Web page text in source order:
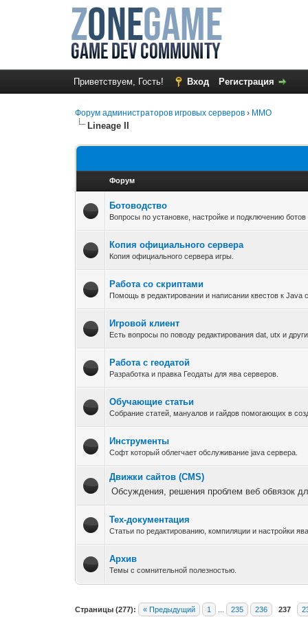
Приветствуем, Гость! Вход Регистрация
Форум администраторов игровых серверов › MMO
Lineage II
Форум
Ботоводство
Вопросы по установке, настройке и подключению
Копия официального сервера
Копия официального сервера игры.
Работа со скриптами
Помощь в редактировании и написании квестов к Java
Игровой клиент
Есть вопросы по поводу редактирования dat, utx и
Работа с геодатой
Разработка и правка Геодаты для ява серверов.
Обучающие статьи
Собрание статей, мануалов и гайдов помогающих в
Инструменты
Софт который облегчает обслуживание java сервера.
Движки сайтов (CMS)
Обсуждения, решения проблем веб обвязок
Тех-документация
Статьи по редактированию, компиляции и настройки
Архив
Темы с сомнительной полезностью.
Страницы (277): « Предыдущий 1 235 236 237